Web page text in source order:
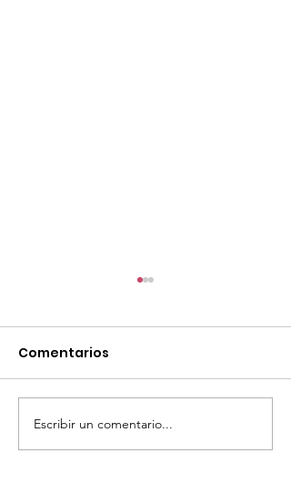
¡Acapulco y Guerrero
se Visten de Fiesta!
Comentarios
Escribir un comentario...